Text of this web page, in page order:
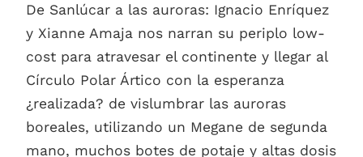
De Sanlúcar a las auroras: Ignacio Enríquez
y Xianne Amaja nos narran su periplo low-
cost para atravesar el continente y llegar al
Círculo Polar Ártico con la esperanza
¿realizada? de vislumbrar las auroras
boreales, utilizando un Megane de segunda
mano, muchos botes de potaje y altas dosis